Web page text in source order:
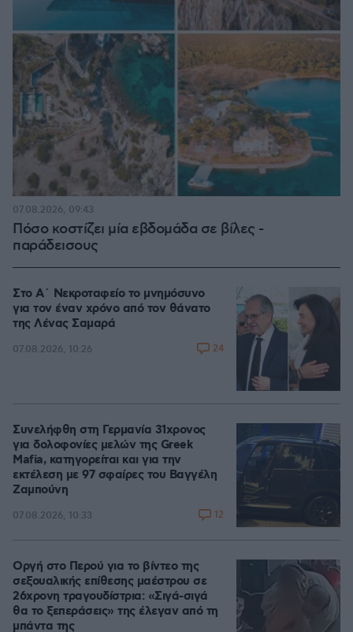
Πόσο κοστίζει μία εβδομάδα σε βίλες -
παράδεισους
07.08.2026, 09:43
Στο Α΄ Νεκροταφείο το μνημόσυνο
για τον έναν χρόνο από τον θάνατο
της Λένας Σαμαρά
07.08.2026, 10:26 24
Συνελήφθη στη Γερμανία 31χρονος
για δολοφονίες μελών της Greek
Mafia, κατηγορείται και για την
εκτέλεση με 97 σφαίρες του Βαγγέλη
Ζαμπούνη
07.08.2026, 10:33 12
Οργή στο Περού για το βίντεο της
σεξουαλικής επίθεσης μαέστρου σε
26χρονη τραγουδίστρια: «Σιγά-σιγά
θα το ξεπεράσεις» της έλεγαν από τη
μπάντα της